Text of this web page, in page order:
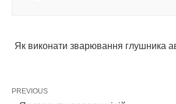
Як виконати зварювання глушника
PREVIOUS